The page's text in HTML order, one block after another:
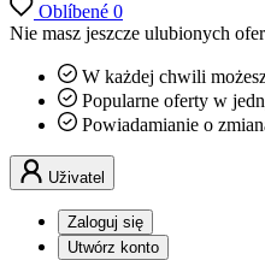
Oblíbené 0
Nie masz jeszcze ulubionych
W każdej chwili
Popularne oferty w
Powiadamianie o
Uživatel
Zaloguj się
Utwórz konto